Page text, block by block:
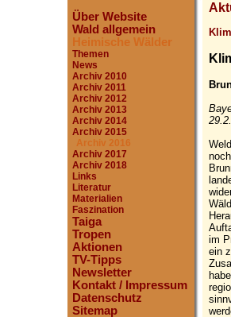
Über Website
Wald allgemein
Heimische Wälder
Themen
News
Archiv 2010
Archiv 2011
Archiv 2012
Archiv 2013
Archiv 2014
Archiv 2015
Archiv 2016
Archiv 2017
Archiv 2018
Links
Literatur
Materialien
Faszination
Taiga
Tropen
Aktionen
TV-Tipps
Newsletter
Kontakt / Impressum
Datenschutz
Sitemap
im
ein